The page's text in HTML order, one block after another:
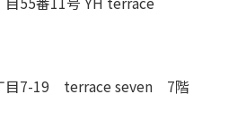
目7-19 terrace seven 7階